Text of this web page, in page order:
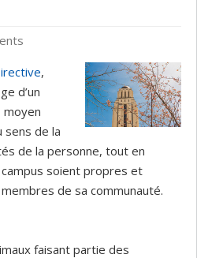
,
d’un
moyen
sens de la
de la personne, tout en
campus soient propres et
de sa communauté.
faisant partie des